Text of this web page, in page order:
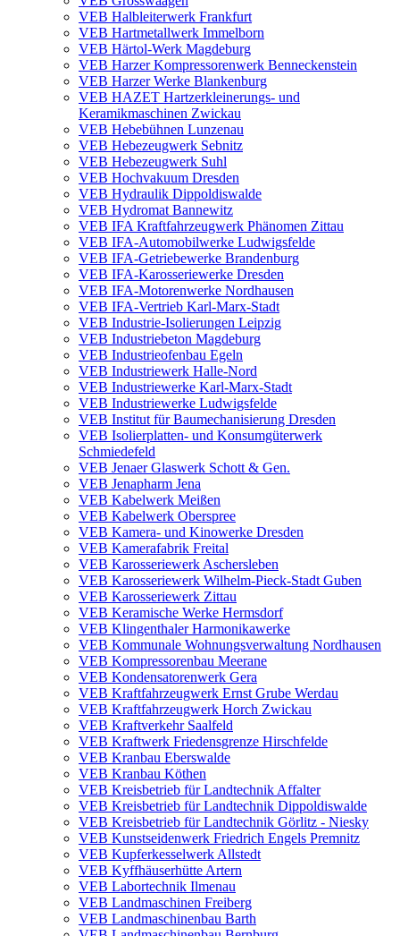
VEB Halbleiterwerk Frankfurt
VEB Hartmetallwerk Immelborn
VEB Härtol-Werk Magdeburg
VEB Harzer Kompressorenwerk Benneckenstein
VEB Harzer Werke Blankenburg
VEB HAZET Hartzerkleinerungs- und
Keramikmaschinen Zwickau
VEB Hebebühnen Lunzenau
VEB Hebezeugwerk Sebnitz
VEB Hebezeugwerk Suhl
VEB Hochvakuum Dresden
VEB Hydraulik Dippoldiswalde
VEB Hydromat Bannewitz
VEB IFA Kraftfahrzeugwerk Phänomen Zittau
VEB IFA-Automobilwerke Ludwigsfelde
VEB IFA-Getriebewerke Brandenburg
VEB IFA-Karosseriewerke Dresden
VEB IFA-Motorenwerke Nordhausen
VEB IFA-Vertrieb Karl-Marx-Stadt
VEB Industrie-Isolierungen Leipzig
VEB Industriebeton Magdeburg
VEB Industrieofenbau Egeln
VEB Industriewerk Halle-Nord
VEB Industriewerke Karl-Marx-Stadt
VEB Industriewerke Ludwigsfelde
VEB Institut für Baumechanisierung Dresden
VEB Isolierplatten- und Konsumgüterwerk
Schmiedefeld
VEB Jenaer Glaswerk Schott & Gen.
VEB Jenapharm Jena
VEB Kabelwerk Meißen
VEB Kabelwerk Oberspree
VEB Kamera- und Kinowerke Dresden
VEB Kamerafabrik Freital
VEB Karosseriewerk Aschersleben
VEB Karosseriewerk Wilhelm-Pieck-Stadt Guben
VEB Karosseriewerk Zittau
VEB Keramische Werke Hermsdorf
VEB Klingenthaler Harmonikawerke
VEB Kommunale Wohnungsverwaltung Nordhausen
VEB Kompressorenbau Meerane
VEB Kondensatorenwerk Gera
VEB Kraftfahrzeugwerk Ernst Grube Werdau
VEB Kraftfahrzeugwerk Horch Zwickau
VEB Kraftverkehr Saalfeld
VEB Kraftwerk Friedensgrenze Hirschfelde
VEB Kranbau Eberswalde
VEB Kranbau Köthen
VEB Kreisbetrieb für Landtechnik Affalter
VEB Kreisbetrieb für Landtechnik Dippoldiswalde
VEB Kreisbetrieb für Landtechnik Görlitz - Niesky
VEB Kunstseidenwerk Friedrich Engels Premnitz
VEB Kupferkesselwerk Allstedt
VEB Kyffhäuserhütte Artern
VEB Labortechnik Ilmenau
VEB Landmaschinen Freiberg
VEB Landmaschinenbau Barth